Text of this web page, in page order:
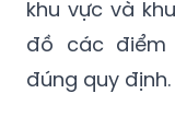
tục phổ biến
hành và lái
khu vực và